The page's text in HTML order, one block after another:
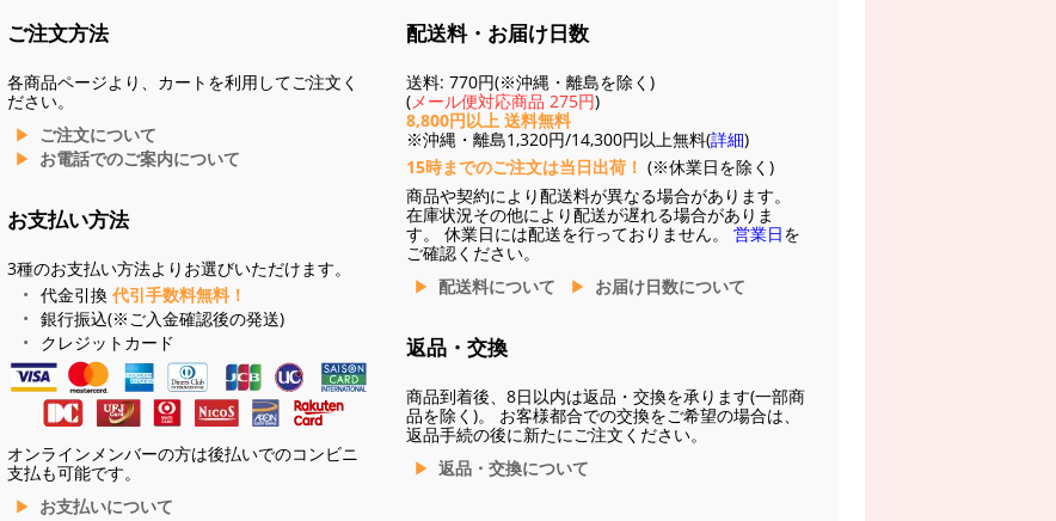
ご注文方法
各商品ページより、カートを利用してご注文く
ださい。
ご注文について
お電話でのご案内について
お支払い方法
3種のお支払い方法よりお選びいただけます。
代金引換 代引手数料無料！
銀行振込(※ご入金確認後の発送)
クレジットカード
オンラインメンバーの方は後払いでのコンビニ
支払も可能です。
お支払いについて
配送料・お届け日数
送料: 770円(※沖縄・離島を除く)
(メール便対応商品 275円)
8,800円以上 送料無料
※沖縄・離島1,320円/14,300円以上無料(詳細)
15時までのご注文は当日出荷！ (※休業日を除く)
商品や契約により配送料が異なる場合があります。
在庫状況その他により配送が遅れる場合がありま
す。 休業日には配送を行っておりません。 営業日を
ご確認ください。
配送料について
お届け日数について
返品・交換
商品到着後、8日以内は返品・交換を承ります(一部商
品を除く)。 お客様都合での交換をご希望の場合は、
返品手続の後に新たにご注文ください。
返品・交換について